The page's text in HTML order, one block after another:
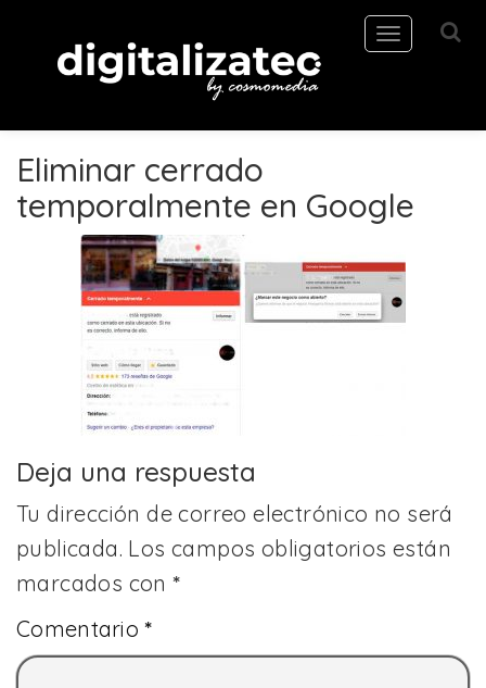
Toggle
navigation
Eliminar cerrado
temporalmente en Google
Deja una respuesta
Tu dirección de correo electrónico no será
publicada. Los campos obligatorios están
marcados con*
Comentario*